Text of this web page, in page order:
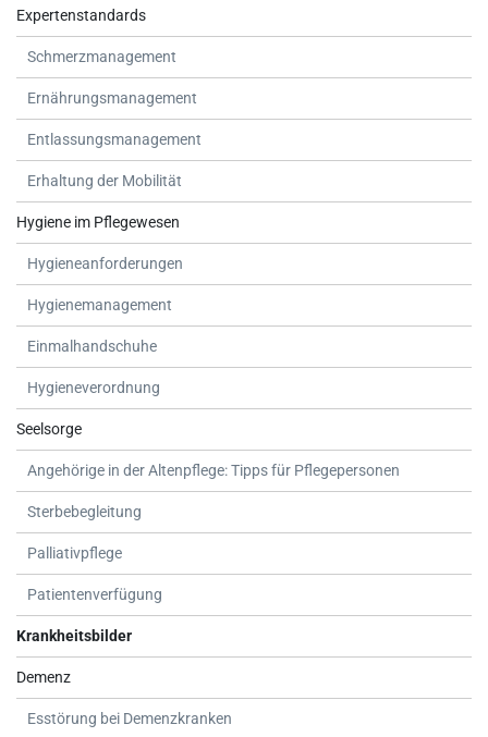
Expertenstandards
Schmerzmanagement
Ernährungsmanagement
Entlassungsmanagement
Erhaltung der Mobilität
Hygiene im Pflegewesen
Hygieneanforderungen
Hygienemanagement
Einmalhandschuhe
Hygieneverordnung
Seelsorge
Angehörige in der Altenpflege: Tipps für Pflegepersonen
Sterbebegleitung
Palliativpflege
Patientenverfügung
Krankheitsbilder
Demenz
Esstörung bei Demenzkranken